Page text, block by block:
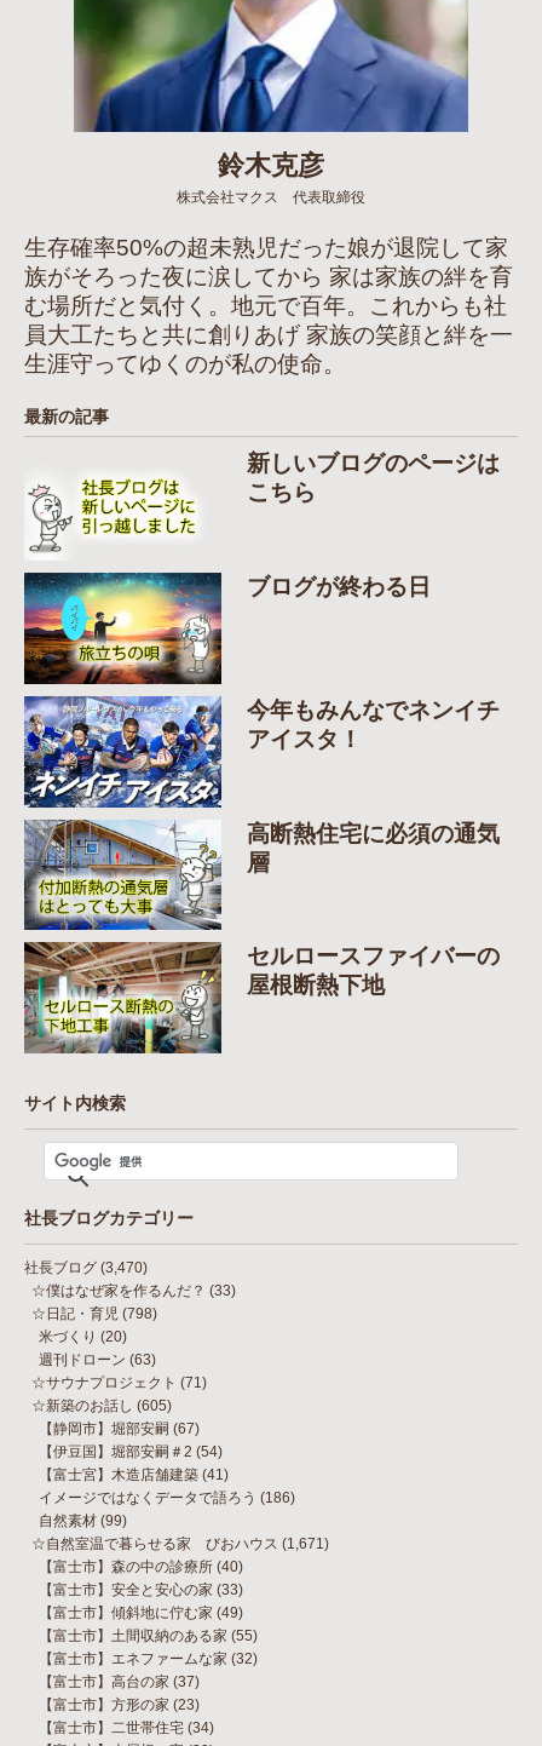
鈴木克彦
株式会社マクス 代表取締役
生存確率50%の超未熟児だった娘が退院して家
族がそろった夜に涙してから 家は家族の絆を育
む場所だと気付く。地元で百年。これからも社
員大工たちと共に創りあげ 家族の笑顔と絆を一
生涯守ってゆくのが私の使命。
最新の記事
新しいブログのページは
こちら
ブログが終わる日
今年もみんなでネンイチ
アイスタ！
高断熱住宅に必須の通気
層
セルロースファイバーの
屋根断熱下地
サイト内検索
社長ブログカテゴリー
社長ブログ (3,470)
☆僕はなぜ家を作るんだ？ (33)
☆日記・育児 (798)
米づくり (20)
週刊ドローン (63)
☆サウナプロジェクト (71)
☆新築のお話し (605)
【静岡市】堀部安嗣 (67)
【伊豆国】堀部安嗣＃2 (54)
【富士宮】木造店舗建築 (41)
イメージではなくデータで語ろう (186)
自然素材 (99)
☆自然室温で暮らせる家 びおハウス (1,671)
【富士市】森の中の診療所 (40)
【富士市】安全と安心の家 (33)
【富士市】傾斜地に佇む家 (49)
【富士市】土間収納のある家 (55)
【富士市】エネファームな家 (32)
【富士市】高台の家 (37)
【富士市】方形の家 (23)
【富士市】二世帯住宅 (34)